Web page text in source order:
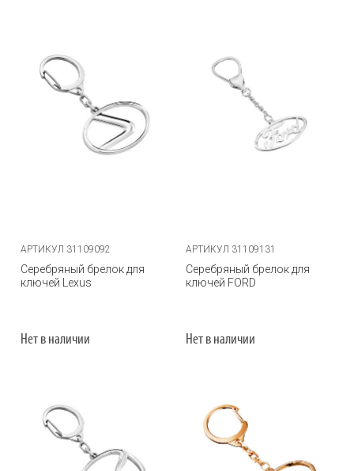
АРТИКУЛ 31109092
Серебряный брелок для
ключей Lexus
Нет в наличии
АРТИКУЛ 31109131
Серебряный брелок для
ключей FORD
Нет в наличии